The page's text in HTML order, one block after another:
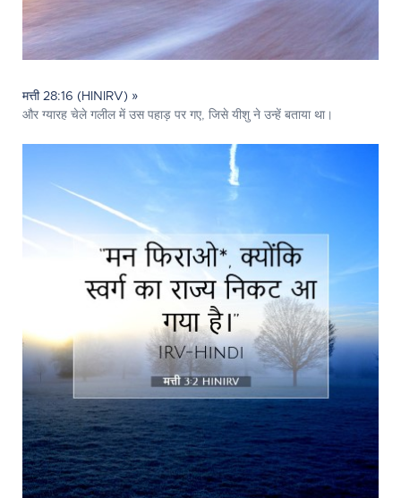
मत्ती 28:16 (HINIRV) »
और ग्यारह चेले गलील में उस पहाड़ पर गए, जिसे यीशु ने उन्हें बताया था।